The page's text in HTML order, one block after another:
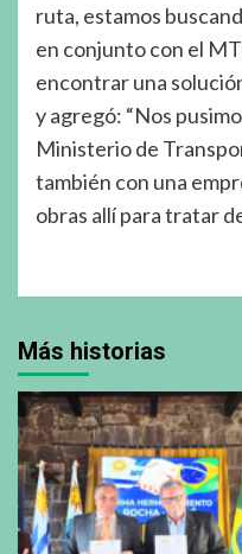
ruta, estamos
en conjunto con el
encontrar una
y agregó: “Nos
Ministerio de
también con una
obras allí para tratar
Más historias